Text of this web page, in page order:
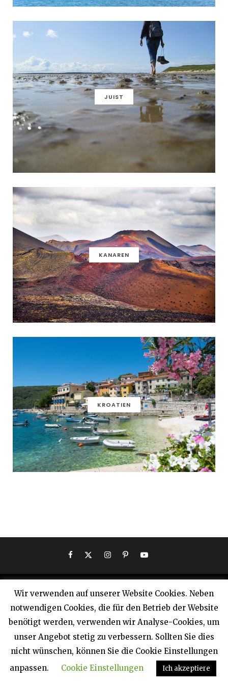
JUIST
KANAREN
KROATIEN
UNSERE WEBPORTALE
www.ferien-privat.de
www.ferienhausvermittlung.de
Wir verwenden auf unserer Website Cookies. Neben
notwendigen Cookies, die für den Betrieb der Website
benötigt werden, verwenden wir Analyse-Cookies, um
unser Angebot stetig zu verbessern. Sollten Sie dies
nicht wünschen, können Sie die Cookie Einstellungen
anpassen.
Cookie Einstellungen Ich akzeptiere